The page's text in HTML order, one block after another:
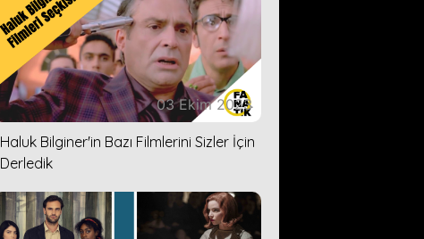
03 Ekim 2023
Haluk Bilginer'in Bazı Filmlerini Sizler İçin
Derledik